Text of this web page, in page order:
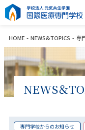
HOME NEWS&TOPICS 専
NEWS＆
専門学校からのお知らせ